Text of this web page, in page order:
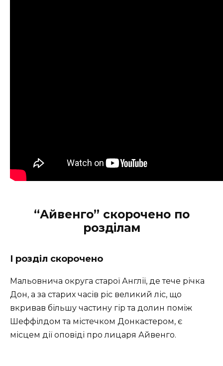
“Айвенго” скорочено по
розділам
І розділ скорочено
Мальовнича округа старої Англії, де тече річка
Дон, а за старих часів ріс великий ліс, що
вкривав більшу частину гір та долин поміж
Шеффілдом та містечком Донкастером, є
місцем дії оповіді про лицаря Айвенго.